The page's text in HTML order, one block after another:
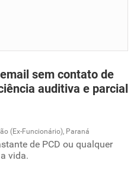
sem contato de
auditiva e parcial
(Ex-Funcionário), Paraná
de PCD ou qualquer
vida.